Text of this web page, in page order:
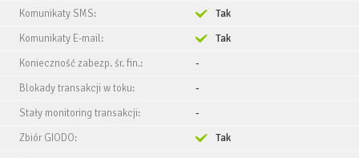
Komunikaty SMS:
Tak
Komunikaty E-mail:
Tak
Konieczność zabezp. śr. fin.:
-
Blokady transakcji w toku:
-
Stały monitoring transakcji:
-
Zbiór GIODO:
Tak